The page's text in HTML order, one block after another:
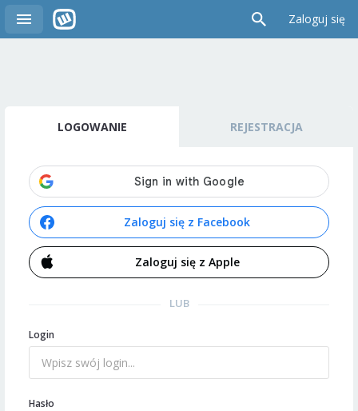
Zaloguj się
LOGOWANIE REJESTRACJA
Zaloguj się z Facebook
Zaloguj się z Apple
LUB
Login
Hasło